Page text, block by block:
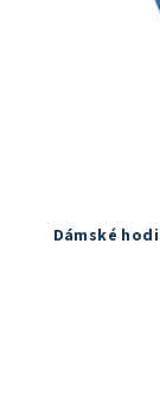
Dámské